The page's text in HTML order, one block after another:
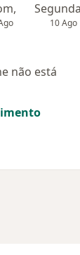
10 Ago
não está